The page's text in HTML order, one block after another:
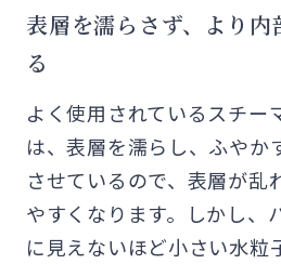
表層を濡らさず、より
る
よく使用されているスチー
は、表層を濡らし、ふやか
させているので、表層が乱
やすくなります。しかし、
に見えないほど小さい水粒